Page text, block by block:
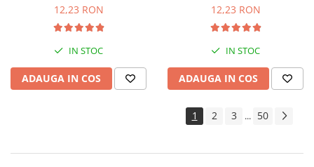
12,23 RON
IN STOC
ADAUGA IN COS
12,23 RON
IN STOC
ADAUGA IN COS
1 2 3 ... 50